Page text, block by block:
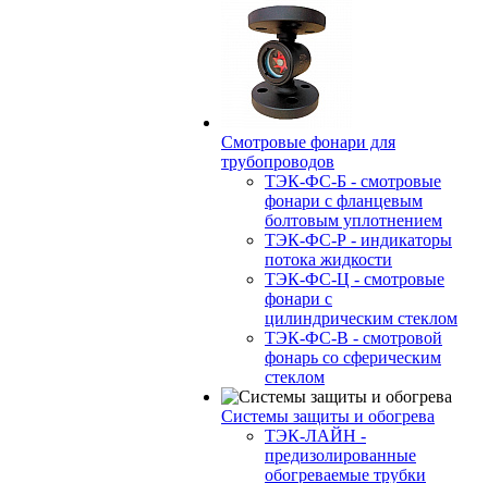
Смотровые фонари для
трубопроводов
ТЭК-ФС-Б - смотровые
фонари с фланцевым
болтовым уплотнением
ТЭК-ФС-Р - индикаторы
потока жидкости
ТЭК-ФС-Ц - смотровые
фонари с
цилиндрическим стеклом
ТЭК-ФС-В - смотровой
фонарь со сферическим
стеклом
Системы защиты и обогрева
ТЭК-ЛАЙН -
предизолированные
обогреваемые трубки